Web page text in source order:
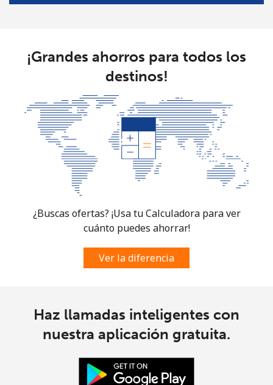
¡Grandes ahorros para todos los
destinos!
¿Buscas ofertas? ¡Usa tu Calculadora para ver
cuánto puedes ahorrar!
Ver la diferencia
Haz llamadas inteligentes con
nuestra aplicación gratuita.